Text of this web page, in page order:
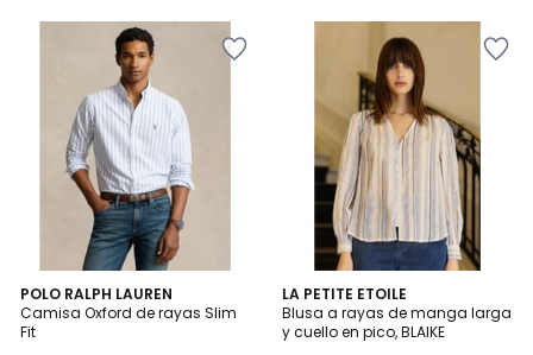
POLO RALPH LAUREN
Camisa Oxford de rayas Slim
Fit
4
/
5
LA PETITE ETOILE
Blusa a rayas de manga larga
y cuello en pico, BLAIKE